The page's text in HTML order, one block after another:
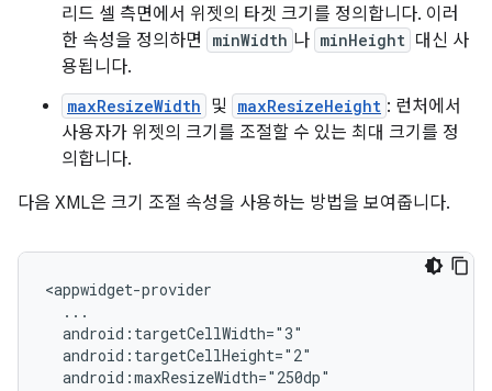
리드 셀 측면에서 위젯의 타겟 크기를 정의합니다. 이러
한 속성을 정의하면
minWidth 나 minHeight 대신 사
용됩니다.
maxResizeWidth 및 maxResizeHeight : 런처에서
사용자가 위젯의 크기를 조절할 수 있는 최대 크기를 정
의합니다.
다음 XML은 크기 조절 속성을 사용하는 방법을 보여줍니다.